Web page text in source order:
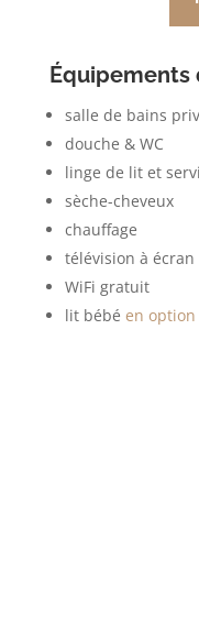
Équipements
salle de bains
douche & WC
linge de lit et
sèche-cheveux
chauffage
télévision à
WiFi gratuit
lit bébé en option